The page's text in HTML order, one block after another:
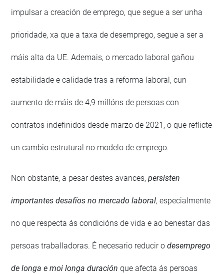
impulsar a creación de emprego, que segue a ser unha
prioridade, xa que a taxa de desemprego, segue a ser a
máis alta da UE. Ademais, o mercado laboral gañou
estabilidade e calidade tras a reforma laboral, cun
aumento de máis de 4,9 millóns de persoas con
contratos indefinidos desde marzo de 2021, o que reflicte
un cambio estrutural no modelo de emprego.
Non obstante, a pesar destes avances,persisten
importantes desafíos no mercado laboral, especialmente
no que respecta ás condicións de vida e ao benestar das
persoas traballadoras. É necesario reducir odesemprego
de longa e moi longa duración que afecta ás persoas